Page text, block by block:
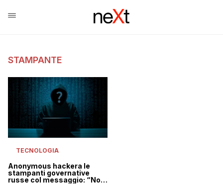
STAMPANTE
TECNOLOGIA
Anonymous hackera le
stampanti governative
russe col messaggio: “Non